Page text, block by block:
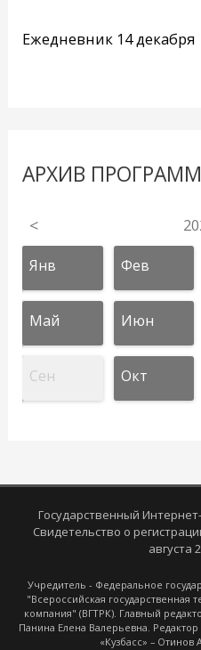
Ежедневник 14 декабря
АРХИВ
<
Янв Фев
Май Июн
Сен Окт
Государственный
Свидетельство о
августа
Учредитель - Федеральное
"Всероссийская государственная
компания" (ВГТРК). Главный
Панина Елена Валерьевна.
«Кузбасс» –